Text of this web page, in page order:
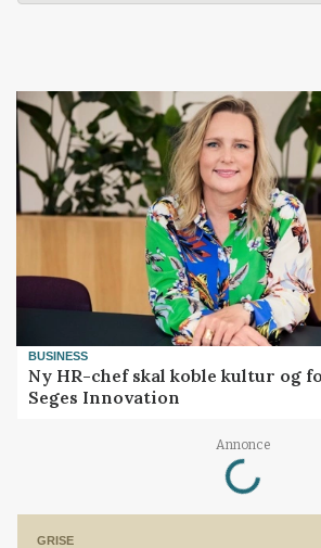
BUSINESS
Ny HR-chef skal koble kultur og
Seges Innovation
Annonce
Loading...
GRISE